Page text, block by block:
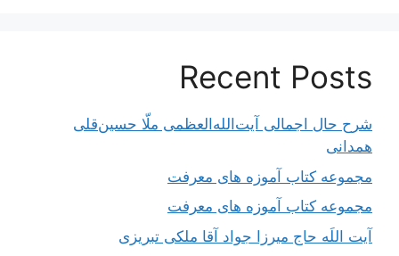
Recent Posts
شرح حال اجمالی آیت‌الله‌العظمی ملّا حسین‌قلی
همدانی
مجموعه کتاب آموزه های معرفت
مجموعه کتاب آموزه های معرفت
آیت اللَه حاج میرزا جواد آقا ملکی تبریزی